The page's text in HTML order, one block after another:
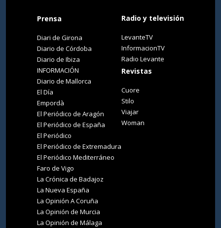
Prensa
Diari de Girona
Diario de Córdoba
Diario de Ibiza
INFORMACIÓN
Diario de Mallorca
El Día
Empordà
El Periódico de Aragón
El Periódico de España
El Periódico
El Periódico de Extremadura
El Periódico Mediterráneo
Faro de Vigo
La Crónica de Badajoz
La Nueva España
La Opinión A Coruña
La Opinión de Murcia
La Opinión de Málaga
Radio y televisión
LevanteTV
InformacionTV
Radio Levante
Revistas
Cuore
Stilo
Viajar
Woman